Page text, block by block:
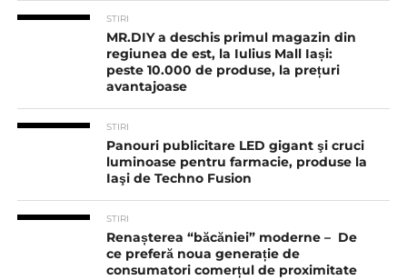
STIRI
MR.DIY a deschis primul magazin din
regiunea de est, la Iulius Mall Iași:
peste 10.000 de produse, la prețuri
avantajoase
STIRI
Panouri publicitare LED gigant şi cruci
luminoase pentru farmacie, produse la
Iaşi de Techno Fusion
STIRI
Renașterea “băcăniei” moderne – De
ce preferă noua generație de
consumatori comerțul de proximitate